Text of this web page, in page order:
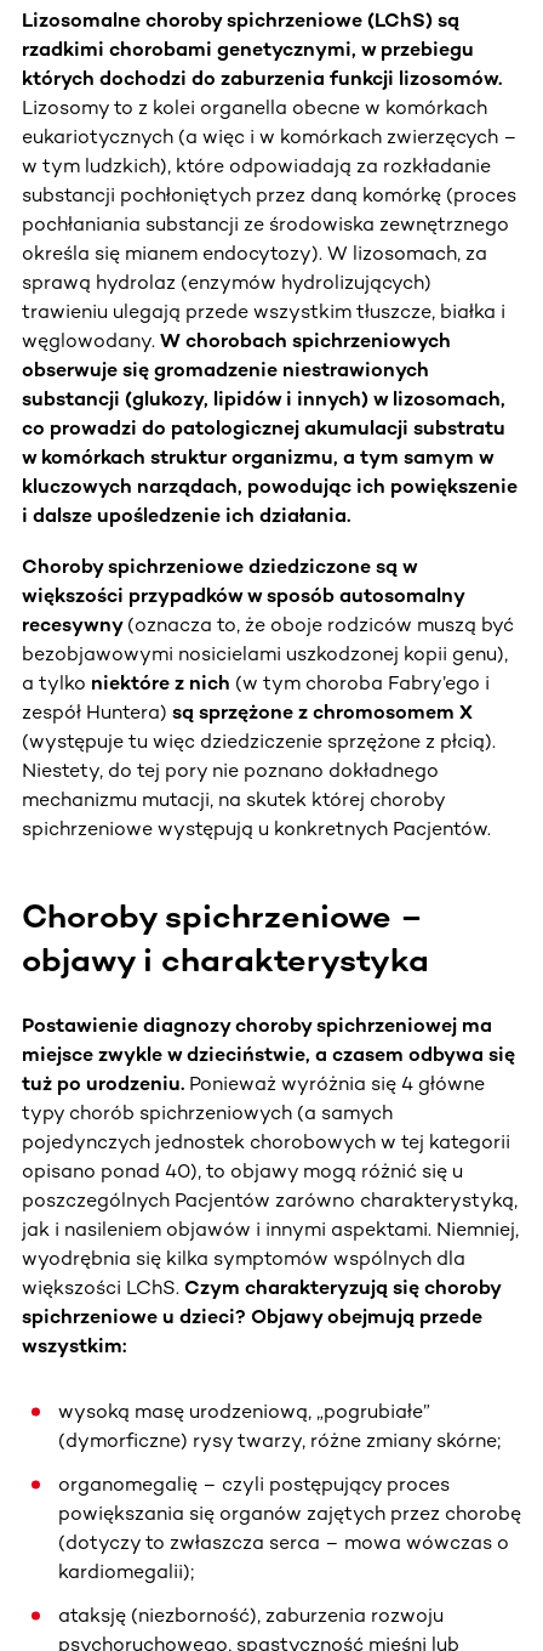
Lizosomalne choroby spichrzeniowe (LChS) są
rzadkimi chorobami genetycznymi, w przebiegu
których dochodzi do zaburzenia funkcji lizosomów.
Lizosomy to z kolei organella obecne w komórkach
eukariotycznych (a więc i w komórkach zwierzęcych –
w tym ludzkich), które odpowiadają za rozkładanie
substancji pochłoniętych przez daną komórkę (proces
pochłaniania substancji ze środowiska zewnętrznego
określa się mianem endocytozy). W lizosomach, za
sprawą hydrolaz (enzymów hydrolizujących)
trawieniu ulegają przede wszystkim tłuszcze, białka i
węglowodany. W chorobach spichrzeniowych
obserwuje się gromadzenie niestrawionych
substancji (glukozy, lipidów i innych) w lizosomach,
co prowadzi do patologicznej akumulacji substratu
w komórkach struktur organizmu, a tym samym w
kluczowych narządach, powodując ich powiększenie
i dalsze upośledzenie ich działania.
Choroby spichrzeniowe dziedziczone są w
większości przypadków w sposób autosomalny
recesywny (oznacza to, że oboje rodziców muszą być
bezobjawowymi nosicielami uszkodzonej kopii genu),
a tylko niektóre z nich (w tym choroba Fabry’ego i
zespół Huntera) są sprzężone z chromosomem X
(występuje tu więc dziedziczenie sprzężone z płcią).
Niestety, do tej pory nie poznano dokładnego
mechanizmu mutacji, na skutek której choroby
spichrzeniowe występują u konkretnych Pacjentów.
Choroby spichrzeniowe –
objawy i charakterystyka
Postawienie diagnozy choroby spichrzeniowej ma
miejsce zwykle w dzieciństwie, a czasem odbywa się
tuż po urodzeniu. Ponieważ wyróżnia się 4 główne
typy chorób spichrzeniowych (a samych
pojedynczych jednostek chorobowych w tej kategorii
opisano ponad 40), to objawy mogą różnić się u
poszczególnych Pacjentów zarówno charakterystyką,
jak i nasileniem objawów i innymi aspektami. Niemniej,
wyodrębnia się kilka symptomów wspólnych dla
większości LChS. Czym charakteryzują się choroby
spichrzeniowe u dzieci? Objawy obejmują przede
wszystkim:
wysoką masę urodzeniową, „pogrubiałe”
(dymorficzne) rysy twarzy, różne zmiany skórne;
organomegalię – czyli postępujący proces
powiększania się organów zajętych przez chorobę
(dotyczy to zwłaszcza serca – mowa wówczas o
kardiomegalii);
ataksję (niezborność), zaburzenia rozwoju
psychoruchowego, spastyczność mięśni lub